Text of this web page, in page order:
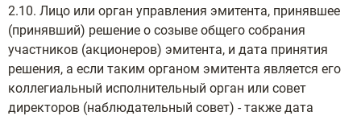
2.10. Лицо или орган управления эмитента, принявшее
(принявший) решение о созыве общего собрания
участников (акционеров) эмитента, и дата принятия
решения, а если таким органом эмитента является его
коллегиальный исполнительный орган или совет
директоров (наблюдательный совет) - также дата